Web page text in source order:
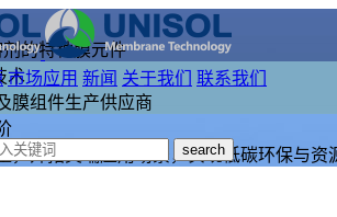
市场应用 新闻 关于我们 联系我们
search
的特种膜元件
术
膜组件生产供应商
，开拓尖端应用场景，实现低碳环保与资